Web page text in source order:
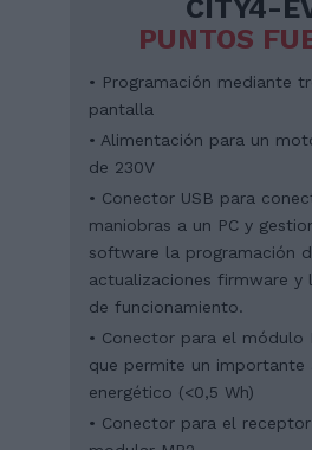
CITY4-
PUNTOS
• Programación mediante
pantalla
• Alimentación para un
de 230V
• Conector USB para
maniobras a un PC y
software la programación
actualizaciones firmware y
de funcionamiento.
• Conector para el módulo
que permite un importante
energético (<0,5 Wh)
• Conector para el